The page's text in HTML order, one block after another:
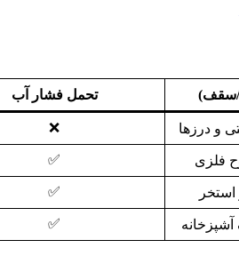
سقف) تحمل فشار آب
و درزها ❌
فلزی ✅
✅
✅